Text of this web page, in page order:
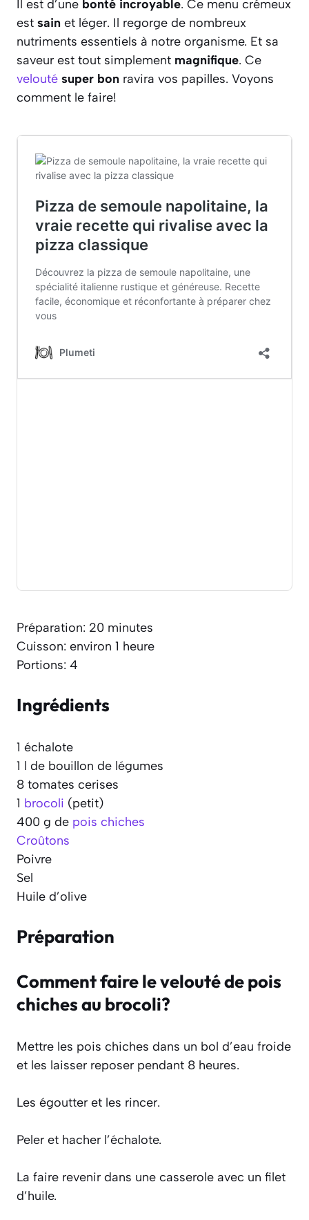
Il est d’une bonté incroyable. Ce menu crémeux
est sain et léger. Il regorge de nombreux
nutriments essentiels à notre organisme. Et sa
saveur est tout simplement magnifique. Ce
velouté super bon ravira vos papilles. Voyons
comment le faire!
Préparation: 20 minutes
Cuisson: environ 1 heure
Portions: 4
Ingrédients
1 échalote
1 l de bouillon de légumes
8 tomates cerises
1 brocoli (petit)
400 g de pois chiches
Croûtons
Poivre
Sel
Huile d’olive
Préparation
Comment faire le velouté de pois
chiches au brocoli?
Mettre les pois chiches dans un bol d’eau froide
et les laisser reposer pendant 8 heures.
Les égoutter et les rincer.
Peler et hacher l’échalote.
La faire revenir dans une casserole avec un filet
d’huile.